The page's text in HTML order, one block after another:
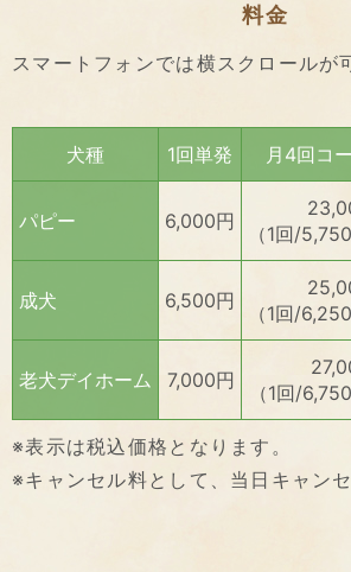
料金
スマートフォンでは横スクロールが
犬種 1回単発 月4回コ
パピー 6,000円
（1回/5,750
成犬 6,500円
（1回/6,250
老犬デイホーム 7,000円
（1回/6,750
※表示は税込価格となります。
※キャンセル料として、当日キャン